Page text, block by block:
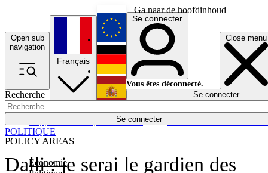
Ga naar de hoofdinhoud
Open sub
navigation
Close menu
Recherche
Se connecter
POLICY AREAS
Economie
Économie
Français
English
Deutsch
Español
Se connecter
Vous êtes déconnecté.
Se connecter
Dalli : je serai le gardien des
POLITIQUE